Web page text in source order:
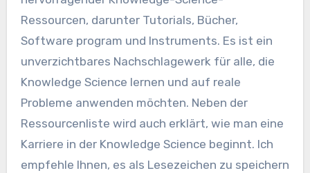
Ressourcen, darunter Tutorials, Bücher,
Software program und Instruments. Es ist ein
unverzichtbares Nachschlagewerk für alle, die
Knowledge Science lernen und auf reale
Probleme anwenden möchten. Neben der
Ressourcenliste wird auch erklärt, wie man eine
Karriere in der Knowledge Science beginnt. Ich
empfehle Ihnen, es als Lesezeichen zu speichern